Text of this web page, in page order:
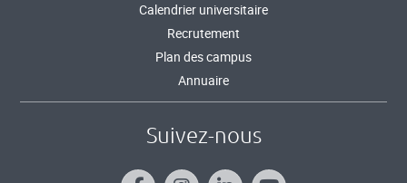
Calendrier universitaire
Recrutement
Plan des campus
Annuaire
Suivez-nous